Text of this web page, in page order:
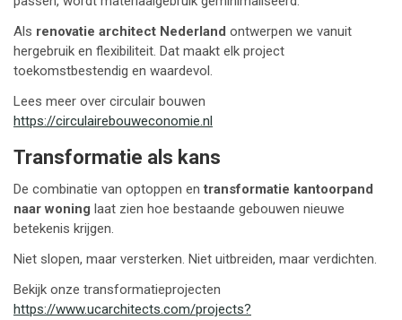
Als renovatie architect Nederland ontwerpen we vanuit
hergebruik en flexibiliteit. Dat maakt elk project
toekomstbestendig en waardevol.
Lees meer over circulair bouwen
https://circulairebouweconomie.nl
Transformatie als kans
De combinatie van optoppen entransformatie kantoorpand
naar woning laat zien hoe bestaande gebouwen nieuwe
betekenis krijgen.
Niet slopen, maar versterken. Niet uitbreiden, maar verdichten.
Bekijk onze transformatieprojecten
https://www.ucarchitects.com/projects?